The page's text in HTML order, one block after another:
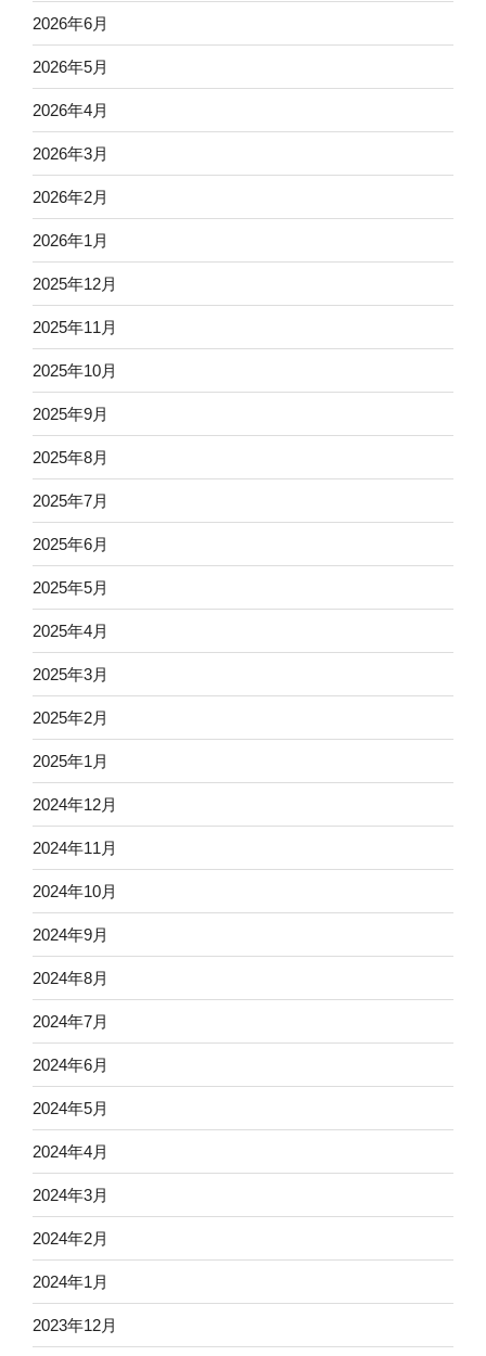
2026年6月
2026年5月
2026年4月
2026年3月
2026年2月
2026年1月
2025年12月
2025年11月
2025年10月
2025年9月
2025年8月
2025年7月
2025年6月
2025年5月
2025年4月
2025年3月
2025年2月
2025年1月
2024年12月
2024年11月
2024年10月
2024年9月
2024年8月
2024年7月
2024年6月
2024年5月
2024年4月
2024年3月
2024年2月
2024年1月
2023年12月